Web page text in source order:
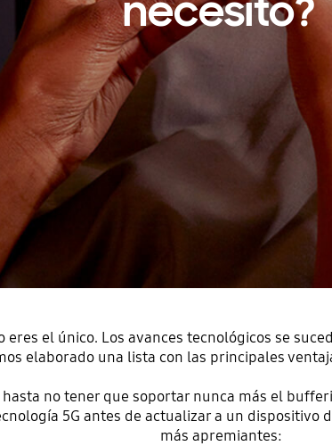
necesito?
eres el único. Los avances tecnológicos se
elaborado una lista con las principales
no tener que soportar nunca más el
5G antes de actualizar a un
más apremiantes: